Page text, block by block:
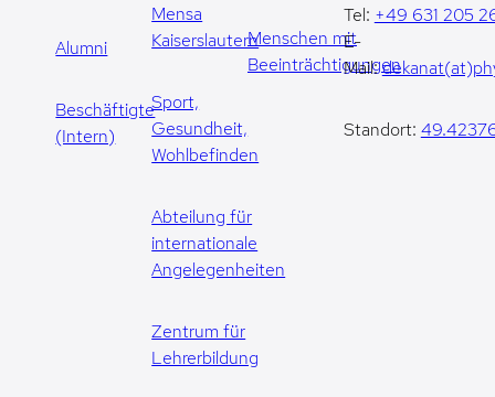
Alumni
Beschäftigte
(Intern)
Mensa
Kaiserslautern
Sport,
Gesundheit,
Wohlbefinden
Abteilung für
internationale
Angelegenheiten
Zentrum für
Lehrerbildung
Menschen mit
Beeinträchtigungen
Tel: +49 631 205
E-
Mail:
Standort: